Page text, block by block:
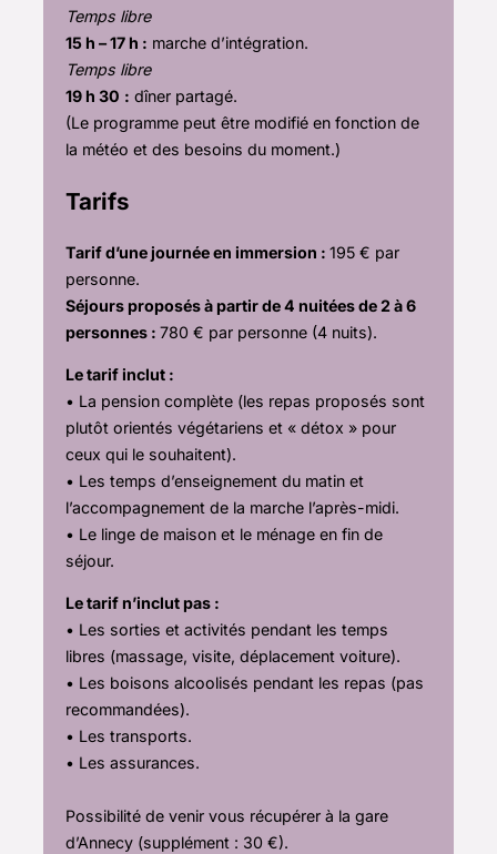
Temps libre
15 h – 17 h : marche d’intégration.
Temps libre
19 h 30 : dîner partagé.
(Le programme peut être modifié en fonction de
la météo et des besoins du moment.)
Tarifs
Tarif d’une journée en immersion : 195 € par
personne.
Séjours proposés à partir de 4 nuitées de 2 à 6
personnes : 780 € par personne (4 nuits).
Le tarif inclut :
• La pension complète (les repas proposés sont
plutôt orientés végétariens et « détox » pour
ceux qui le souhaitent).
• Les temps d’enseignement du matin et
l’accompagnement de la marche l’après-midi.
• Le linge de maison et le ménage en fin de
séjour.
Le tarif n’inclut pas :
• Les sorties et activités pendant les temps
libres (massage, visite, déplacement voiture).
• Les boisons alcoolisés pendant les repas (pas
recommandées).
• Les transports.
• Les assurances.
Possibilité de venir vous récupérer à la gare
d’Annecy (supplément : 30 €).